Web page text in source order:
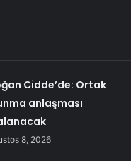
Cidde’de: Ortak
anlaşması
8, 2026